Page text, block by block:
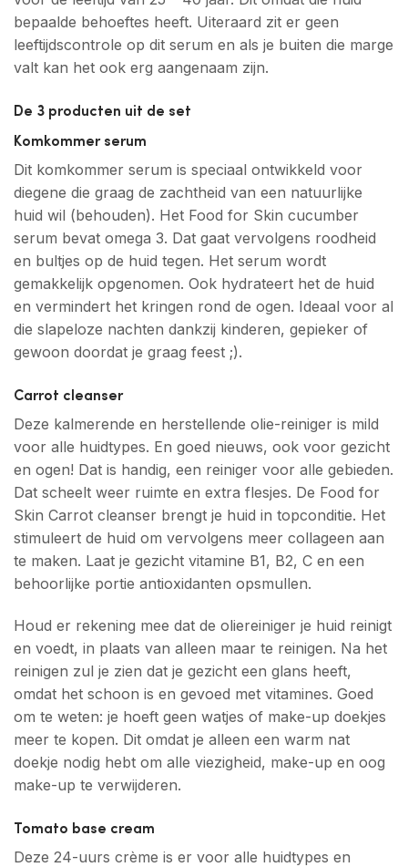
bepaalde behoeftes heeft. Uiteraard zit er geen
leeftijdscontrole op dit serum en als je buiten die marge
valt kan het ook erg aangenaam zijn.
De 3 producten uit de set
Komkommer serum
Dit komkommer serum is speciaal ontwikkeld voor
diegene die graag de zachtheid van een natuurlijke
huid wil (behouden). Het Food for Skin cucumber
serum bevat omega 3. Dat gaat vervolgens roodheid
en bultjes op de huid tegen. Het serum wordt
gemakkelijk opgenomen. Ook hydrateert het de huid
en vermindert het kringen rond de ogen. Ideaal voor al
die slapeloze nachten dankzij kinderen, gepieker of
gewoon doordat je graag feest ;).
Carrot cleanser
Deze kalmerende en herstellende olie-reiniger is mild
voor alle huidtypes. En goed nieuws, ook voor gezicht
en ogen! Dat is handig, een reiniger voor alle gebieden.
Dat scheelt weer ruimte en extra flesjes. De Food for
Skin Carrot cleanser brengt je huid in topconditie. Het
stimuleert de huid om vervolgens meer collageen aan
te maken. Laat je gezicht vitamine B1, B2, C en een
behoorlijke portie antioxidanten opsmullen.
Houd er rekening mee dat de oliereiniger je huid reinigt
en voedt, in plaats van alleen maar te reinigen. Na het
reinigen zul je zien dat je gezicht een glans heeft,
omdat het schoon is en gevoed met vitamines. Goed
om te weten: je hoeft geen watjes of make-up doekjes
meer te kopen. Dit omdat je alleen een warm nat
doekje nodig hebt om alle viezigheid, make-up en oog
make-up te verwijderen.
Tomato base cream
Deze 24-uurs crème is er voor alle huidtypes en